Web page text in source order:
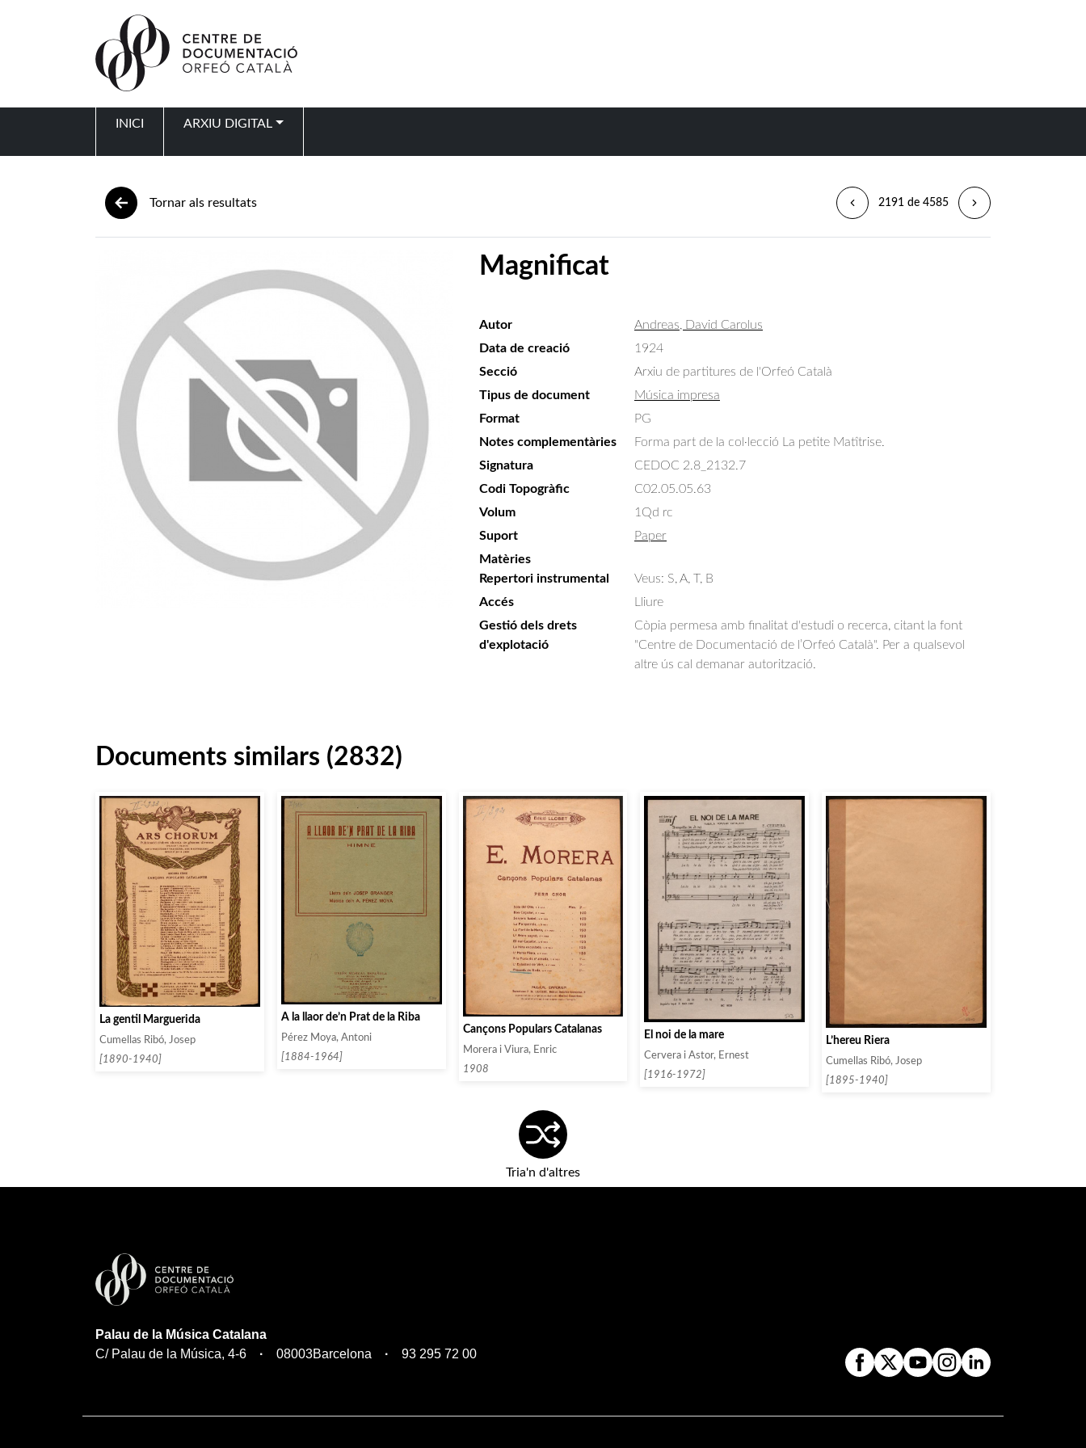
INICI ARXIU DIGITAL
Tornar als resultats 2191 de 4585
Magnificat
Autor
Andreas, David Carolus
Data de creació
1924
Secció
Arxiu de partitures de l'Orfeó Català
Tipus de document
Música impresa
Format
PG
Notes complementàries
Forma part de la col·lecció La petite Matîtrise.
Signatura
CEDOC 2.8_2132.7
Codi Topogràfic
C02.05.05.63
Volum
1Qd rc
Suport
Paper
Matèries
Repertori instrumental
Veus: S, A, T, B
Accés
Lliure
Gestió dels drets
d'explotació
Còpia permesa amb finalitat d'estudi o recerca, citant la font
"Centre de Documentació de l’Orfeó Català". Per a qualsevol
altre ús cal demanar autorització.
Documents similars (2832)
La gentil Marguerida
Cumellas Ribó, Josep
[1890-1940]
A la llaor de’n Prat de la Riba
Pérez Moya, Antoni
[1884-1964]
Cançons Populars Catalanas
Morera i Viura, Enric
1908
El noi de la mare
Cervera i Astor, Ernest
[1916-1972]
L’hereu Riera
Cumellas Ribó, Josep
[1895-1940]
Tria'n d'altres
Palau de la Música Catalana
C/ Palau de la Música, 4-6
08003Barcelona 93 295 72 00